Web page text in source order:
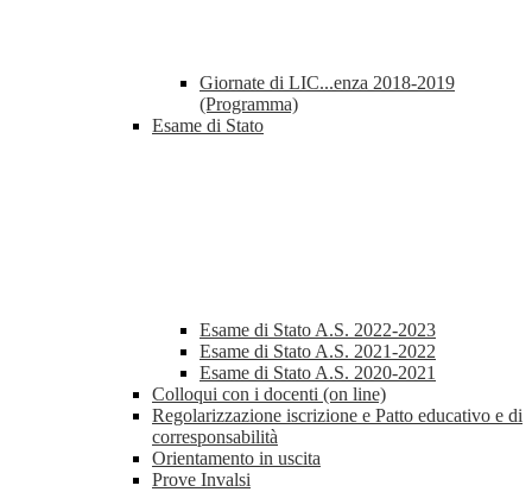
Giornate di LIC...enza 2018-2019
(Programma)
Esame di Stato
Esame di Stato A.S. 2022-2023
Esame di Stato A.S. 2021-2022
Esame di Stato A.S. 2020-2021
Colloqui con i docenti (on line)
Regolarizzazione iscrizione e Patto educativo e di
corresponsabilità
Orientamento in uscita
Prove Invalsi